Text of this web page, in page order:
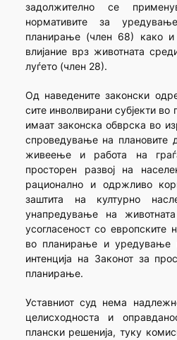
задолжително се
нормативите за
планирање (член 68) како и
влијание врз животната
луѓето (член 28).
Од наведените законски
сите инволвирани субјекти
имаат законска обврска во
спроведување на плановите
живеење и работа на
просторен развој на
рационално и одржливо
заштита на културно
унапредување на
усогласеност со европските
во планирање и уредување
интенција на Законот за
планирање.
Уставниот суд нема
целисходноста и
плански решенија, туку